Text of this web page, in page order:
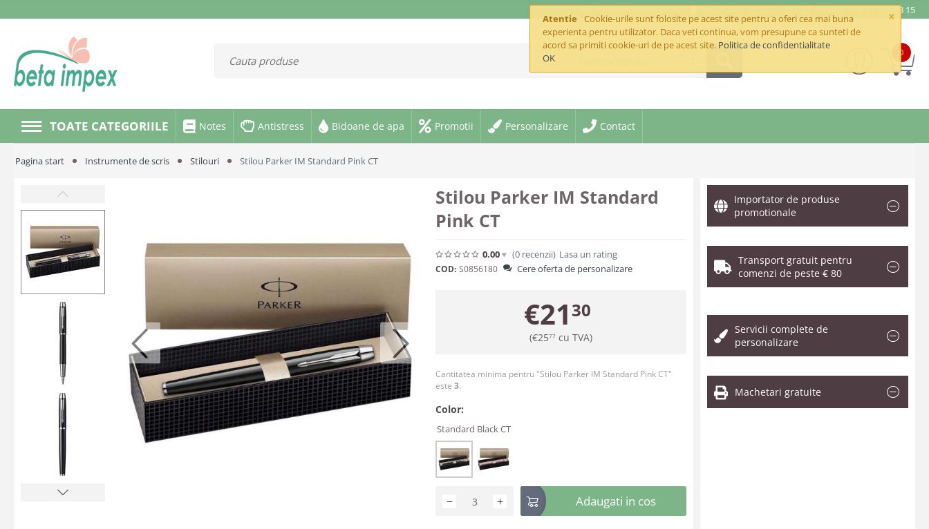
×
Atentie
Cookie-urile sunt folosite pe acest site pentru a oferi cea mai buna
experienta pentru utilizator. Daca veti continua, vom presupune ca sunteti de
acord sa primiti cookie-uri de pe acest site. Politica de confidentialitate
OK
office@betaimpex.ro Mobil: +40 722 287 335 Telefon: +40 21 320 03 15
0
TOATE CATEGORIILE Notes Antistress Bidoane de apa Promotii Personalizare Contact
Pagina start Instrumente de scris Stilouri Stilou Parker IM Standard Pink CT
Stilou Parker IM Standard
Pink CT
0.00 (0 recenzii) Lasa un rating
COD: S0856180 Cere oferta de personalizare
€21 30
(€2577 cu TVA)
Cantitatea minima pentru "Stilou Parker IM Standard Pink CT"
este 3.
Color:
Standard Black CT
+
− Adaugati in cos
Importator de produse
promotionale
Transport gratuit pentru
comenzi de peste € 80
Servicii complete de
personalizare
Machetari gratuite